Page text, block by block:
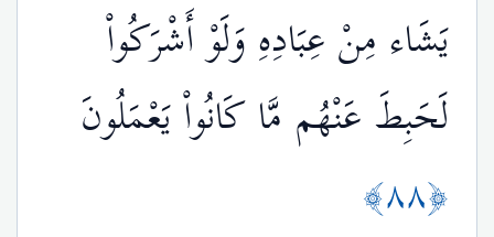
يَشَاء مِنْ عِبَادِهِ وَلَوْ أَشْرَكُواْ
لَحَبِطَ عَنْهُم مَّا كَانُواْ يَعْمَلُونَ
﴿٨٨﴾